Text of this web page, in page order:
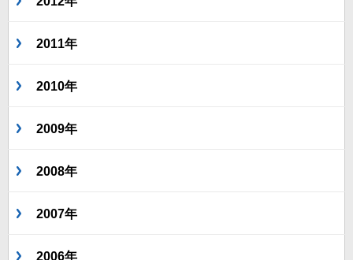
2011年
2010年
2009年
2008年
2007年
2006年